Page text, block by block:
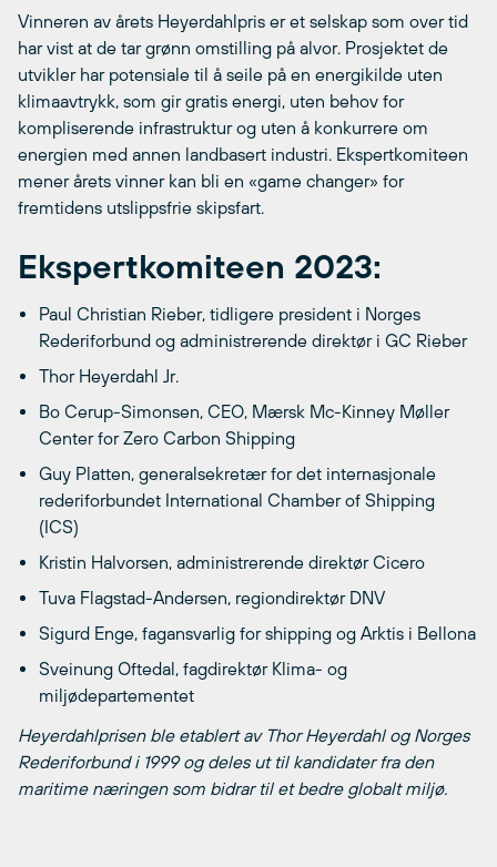
Vinneren av årets Heyerdahlpris er et selskap som over tid
har vist at de tar grønn omstilling på alvor. Prosjektet de
utvikler har potensiale til å seile på en energikilde uten
klimaavtrykk, som gir gratis energi, uten behov for
kompliserende infrastruktur og uten å konkurrere om
energien med annen landbasert industri. Ekspertkomiteen
mener årets vinner kan bli en «game changer» for
fremtidens utslippsfrie skipsfart.
Ekspertkomiteen 2023:
Paul Christian Rieber, tidligere president i Norges
Rederiforbund og administrerende direktør i GC Rieber
Thor Heyerdahl Jr.
Bo Cerup-Simonsen, CEO, Mærsk Mc-Kinney Møller
Center for Zero Carbon Shipping
Guy Platten, generalsekretær for det internasjonale
rederiforbundet International Chamber of Shipping
(ICS)
Kristin Halvorsen, administrerende direktør Cicero
Tuva Flagstad-Andersen, regiondirektør DNV
Sigurd Enge, fagansvarlig for shipping og Arktis i Bellona
Sveinung Oftedal, fagdirektør Klima- og
miljødepartementet
Heyerdahlprisen ble etablert av Thor Heyerdahl og Norges
Rederiforbund i 1999 og deles ut til kandidater fra den
maritime næringen som bidrar til et bedre globalt miljø.